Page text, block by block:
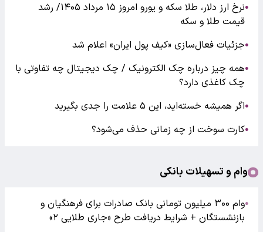
●
نرخ ارز دلار، طلا سکه و یورو امروز ۱۵ مرداد ۱۴۰۵/ رشد
قیمت طلا و سکه
●جزئیات فعال‌سازی «کیف پول ایران» اعلام شد
●همه چیز درباره چک الکترونیک / چک دیجیتال چه تفاوتی با
چک کاغذی دارد؟
●اگر همیشه خسته‌اید، این ۵ علامت را جدی بگیرید
●کارت سوخت از چه زمانی حذف می‌شود؟
وام و تسهیلات بانکی
●
وام ۳۰۰ میلیون تومانی بانک صادرات برای فرهنگیان و
بازنشستگان + شرایط دریافت طرح «جاری طلایی ۲»